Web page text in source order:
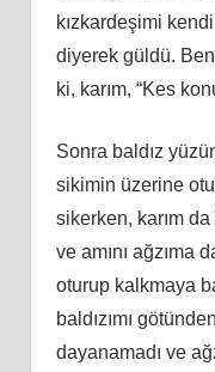
kızkardeşimi
diyerek güldü.
ki, karım, “Kes
Sonra baldız
sikimin üzerine
sikerken, karım
ve amını ağzıma
oturup kalkmaya
baldızımı
dayanamadı ve